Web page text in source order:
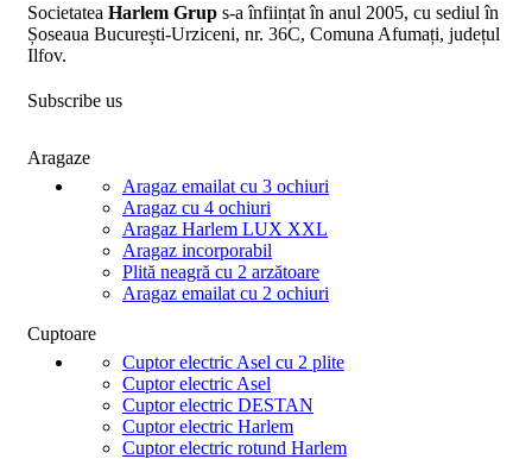
Societatea Harlem Grup s-a înființat în anul 2005, cu sediul în
Șoseaua București-Urziceni, nr. 36C, Comuna Afumați, județul
Ilfov.
Subscribe us
Aragaze
Aragaz emailat cu 3 ochiuri
Aragaz cu 4 ochiuri
Aragaz Harlem LUX XXL
Aragaz incorporabil
Plită neagră cu 2 arzătoare
Aragaz emailat cu 2 ochiuri
Cuptoare
Cuptor electric Asel cu 2 plite
Cuptor electric Asel
Cuptor electric DESTAN
Cuptor electric Harlem
Cuptor electric rotund Harlem